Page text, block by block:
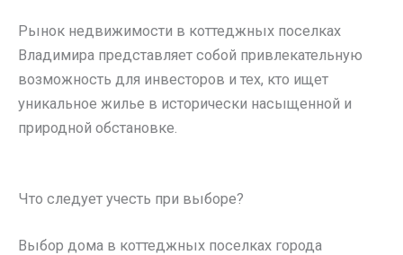
Рынок недвижимости в коттеджных поселках
Владимира представляет собой привлекательную
возможность для инвесторов и тех, кто ищет
уникальное жилье в исторически насыщенной и
природной обстановке.
Что следует учесть при выборе?
Выбор дома в коттеджных поселках города